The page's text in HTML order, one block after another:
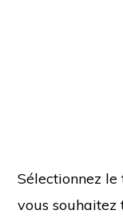
Sélectionnez
vous souhaitez